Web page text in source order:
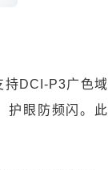
持DCI-P3广色域
护眼防频闪。此